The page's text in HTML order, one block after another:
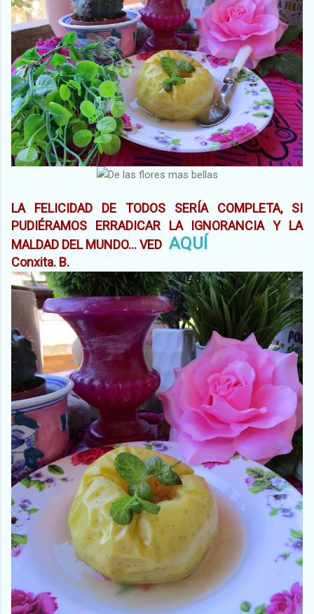
LA FELICIDAD DE TODOS SERÍA COMPLETA, SI
PUDIÉRAMOS ERRADICAR LA IGNORANCIA Y LA
MALDAD DEL MUNDO... VED AQUÍ
Conxita. B.